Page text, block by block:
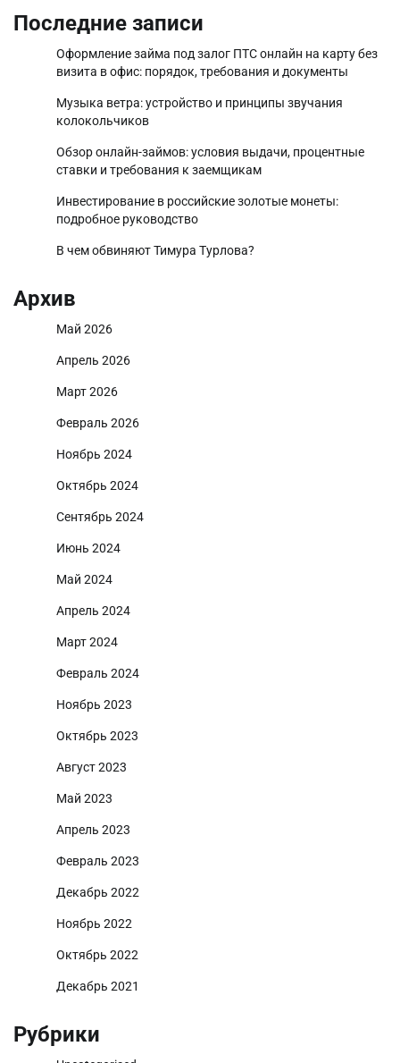
Последние записи
Оформление займа под залог ПТС онлайн на карту без
визита в офис: порядок, требования и документы
Музыка ветра: устройство и принципы звучания
колокольчиков
Обзор онлайн-займов: условия выдачи, процентные
ставки и требования к заемщикам
Инвестирование в российские золотые монеты:
подробное руководство
В чем обвиняют Тимура Турлова?
Архив
Май 2026
Апрель 2026
Март 2026
Февраль 2026
Ноябрь 2024
Октябрь 2024
Сентябрь 2024
Июнь 2024
Май 2024
Апрель 2024
Март 2024
Февраль 2024
Ноябрь 2023
Октябрь 2023
Август 2023
Май 2023
Апрель 2023
Февраль 2023
Декабрь 2022
Ноябрь 2022
Октябрь 2022
Декабрь 2021
Рубрики